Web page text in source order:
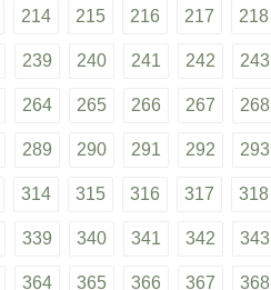
214 215 216 217 218
239 240 241 242 243
264 265 266 267 268
289 290 291 292 293
314 315 316 317 318
339 340 341 342 343
364 365 366 367 368